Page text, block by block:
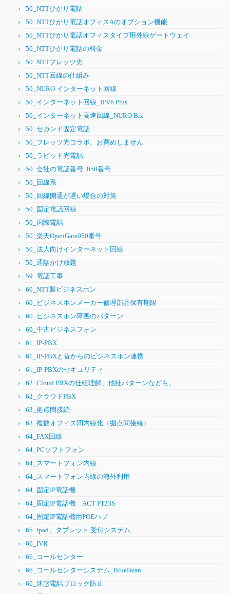
50_NTTひかり電話
50_NTTひかり電話オフィスAのオプション機能
50_NTTひかり電話オフィスタイプ用外線ゲートウェイ
50_NTTひかり電話の料金
50_NTTフレッツ光
50_NTT回線の仕組み
50_NURO インターネット回線
50_インターネット回線_IPV6 Plus
50_インターネット高速回線_NURO Biz
50_セカンド固定電話
50_フレッツ光コラボ、お薦めしません
50_ラピッド光電話
50_会社の電話番号_050番号
50_回線系
50_回線開通が遅い場合の対策
50_固定電話回線
50_国際電話
50_楽天OpenGate050番号
50_法人向けインターネット回線
50_通話かけ放題
59_電話工事
60_NTT製ビジネスホン
60_ビジネスホンメーカー修理部品保有期限
60_ビジネスホン障害のパターン
60_中古ビジネスフォン
61_IP-PBX
61_IP-PBXと昔からのビジネスホン連携
61_IP-PBXのセキュリティ
62_Cloud PBXの仕組理解、他社パターンなども。
62_クラウドPBX
63_拠点間接続
63_複数オフィス間内線化（拠点間接続）
64_FAX回線
64_PCソフトフォン
64_スマートフォン内線
64_スマートフォン内線の海外利用
64_固定IP電話機
64_固定IP電話機 ACT P123S
64_固定IP電話機用POEハブ
65_ipad、タブレット 受付システム
66_IVR
66_コールセンター
66_コールセンターシステム_BlueBean
66_迷惑電話ブロック防止